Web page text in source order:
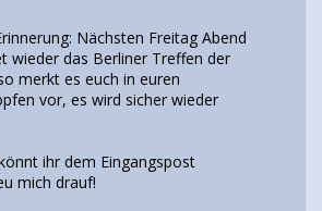
Nächsten Freitag Abend
wieder das Berliner Treffen der
merkt es euch in euren
vor, es wird sicher wieder
ihr dem Eingangspost
mich drauf!